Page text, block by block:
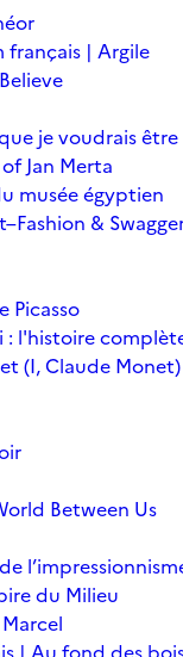
français | Argile
je voudrais être
Jan Merta
musée égyptien
&
Picasso
: l'histoire
(I, Claude Monet)
Between Us
du Milieu